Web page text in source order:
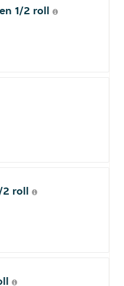
1/2 roll
2 roll